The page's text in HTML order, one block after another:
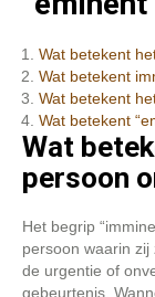
Wat betekent
Wat betekent
Wat betekent
Wat betekent
Wat
persoon
Het begrip
persoon waarin zij
de urgentie of
gebeurtenis.